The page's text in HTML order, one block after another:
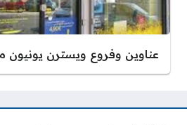
عناوين وفروع ويسترن يونيون